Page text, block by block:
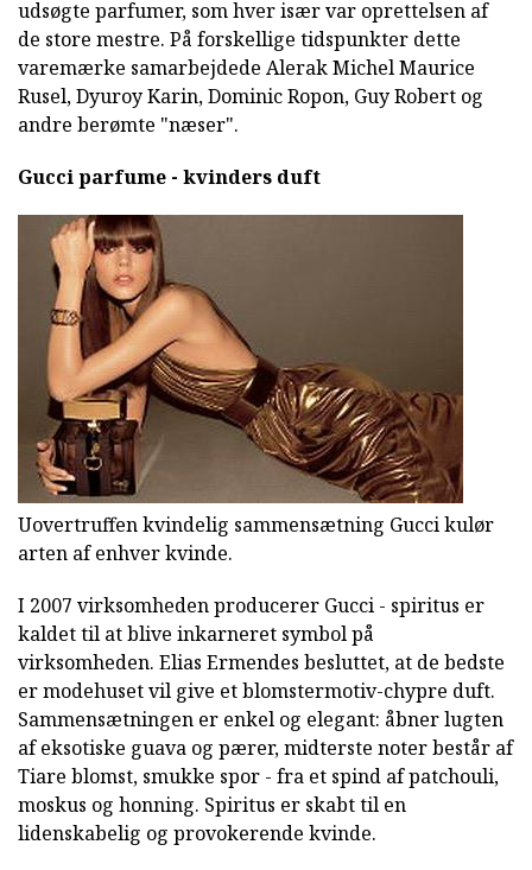
udsøgte parfumer, som hver især var oprettelsen af
de store mestre. På forskellige tidspunkter dette
varemærke samarbejdede Alerak Michel Maurice
Rusel, Dyuroy Karin, Dominic Ropon, Guy Robert og
andre berømte "næser".
Gucci parfume - kvinders duft
Uovertruffen kvindelig sammensætning Gucci kulør
arten af enhver kvinde.
I 2007 virksomheden producerer Gucci - spiritus er
kaldet til at blive inkarneret symbol på
virksomheden. Elias Ermendes besluttet, at de bedste
er modehuset vil give et blomstermotiv-chypre duft.
Sammensætningen er enkel og elegant: åbner lugten
af eksotiske guava og pærer, midterste noter består af
Tiare blomst, smukke spor - fra et spind af patchouli,
moskus og honning. Spiritus er skabt til en
lidenskabelig og provokerende kvinde.